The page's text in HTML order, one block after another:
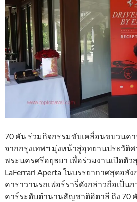
70 คัน ร่วมกิจกรรมขับเคลื่อนขบวนค
จากกรุงเทพฯ มุ่งหน้าสู่อุทยานประวัติศ
พระนครศรีอยุธยา เพื่อร่วมงานเปิดตัว
LaFerrari Aperta ในบรรยากาศสุดอลั
คาราวานรถเฟอร์รารี่ดังกล่าวถือเป็น
คาร์ระดับตำนานสัญชาติอิตาลี ถึง 70